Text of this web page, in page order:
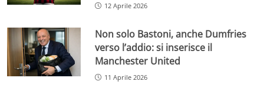
12 Aprile 2026
Non solo Bastoni, anche Dumfries
verso l’addio: si inserisce il
Manchester United
11 Aprile 2026